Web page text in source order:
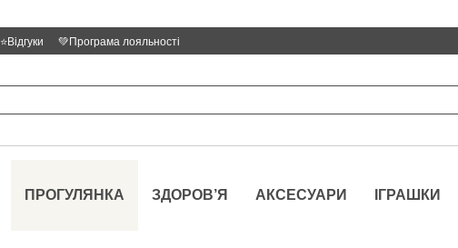
⭐Відгуки 💚Програма лояльності
ПРОГУЛЯНКА ЗДОРОВ’Я АКСЕСУАРИ ІГРАШКИ